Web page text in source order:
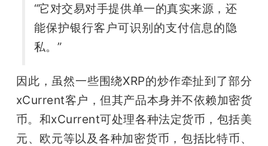
“它对交易对手提供单一的真实来源，还
能保护银行客户可识别的支付信息的隐
私。”
因此，虽然一些围绕XRP的炒作牵扯到了部分
xCurrent客户，但其产品本身并不依赖加密货
币。和xCurrent可处理各种法定货币，包括美
元、欧元等以及各种加密货币，包括比特币、